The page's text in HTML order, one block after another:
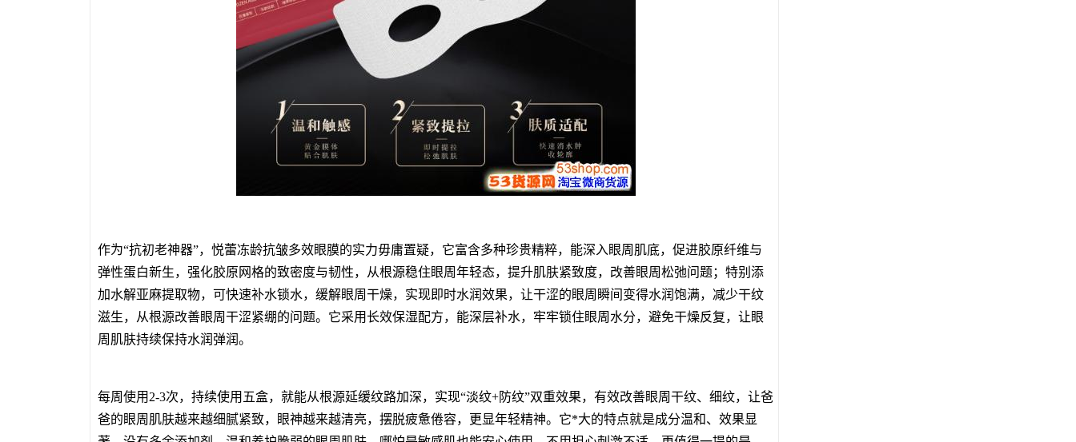
作为“抗初老神器”，悦蕾冻龄抗皱多效眼膜的实力毋庸置疑，它富含多种珍贵精粹，能深入眼周肌底，促进胶原纤维与
弹性蛋白新生，强化胶原网格的致密度与韧性，从根源稳住眼周年轻态，提升肌肤紧致度，改善眼周松弛问题；特别添
加水解亚麻提取物，可快速补水锁水，缓解眼周干燥，实现即时水润效果，让干涩的眼周瞬间变得水润饱满，减少干纹
滋生，从根源改善眼周干涩紧绷的问题。它采用长效保湿配方，能深层补水，牢牢锁住眼周水分，避免干燥反复，让眼
周肌肤持续保持水润弹润。
每周使用2-3次，持续使用五盒，就能从根源延缓纹路加深，实现“淡纹+防纹”双重效果，有效改善眼周干纹、细纹，让爸
爸的眼周肌肤越来越细腻紧致，眼神越来越清亮，摆脱疲惫倦容，更显年轻精神。它*大的特点就是成分温和、效果显